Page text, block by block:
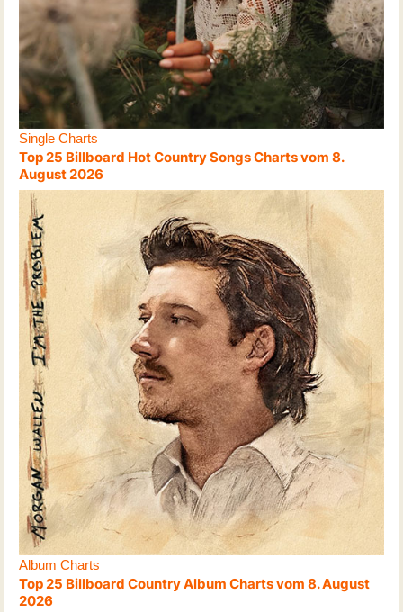
Single Charts
Top 25 Billboard Hot Country Songs Charts vom 8.
August 2026
Album Charts
Top 25 Billboard Country Album Charts vom 8. August
2026